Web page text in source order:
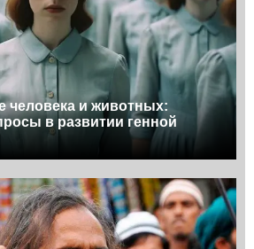
человека и животных:
в развитии генной